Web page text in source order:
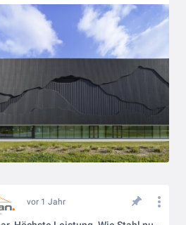
vor 1 Jahr